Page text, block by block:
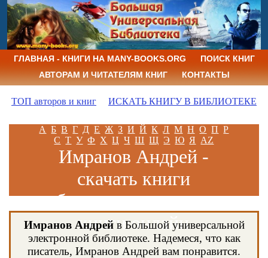
ГЛАВНАЯ - КНИГИ НА MANY-BOOKS.ORG
ПОИСК КНИГ
АВТОРАМ И ЧИТАТЕЛЯМ КНИГ
КОНТАКТЫ
ТОП авторов и книг ИСКАТЬ КНИГУ В БИБЛИОТЕКЕ
А Б В Г Д Е Ж З И Й К Л М Н О П Р
С Т У Ф Х Ц Ч Ш Щ Э Ю Я AZ
Имранов Андрей -
скачать книги
бесплатно и читать
книги онлайн
Имранов Андрейв Большой универсальной
электронной библиотеке. Надемеся, что как
писатель, Имранов Андрей вам понравится.